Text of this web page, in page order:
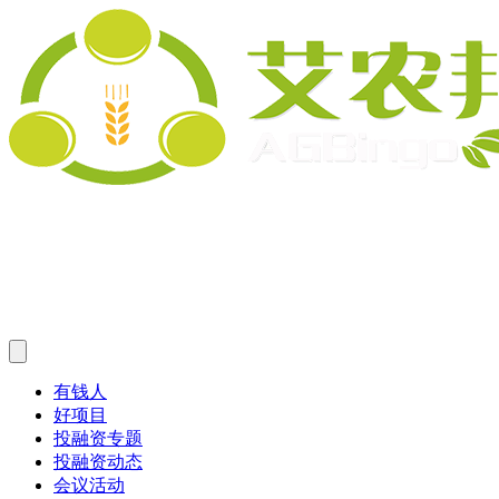
有钱人
好项目
投融资专题
投融资动态
会议活动